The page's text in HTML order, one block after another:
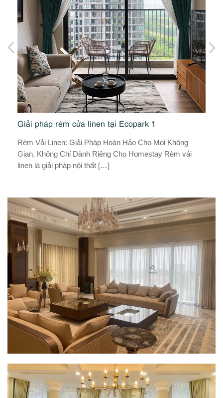
Giải pháp rèm cửa linen tại Ecopark 1
Rèm Vải Linen: Giải Pháp Hoàn Hảo Cho Mọi Không
Gian, Không Chỉ Dành Riêng Cho Homestay Rèm vải
linen là giải pháp nội thất […]